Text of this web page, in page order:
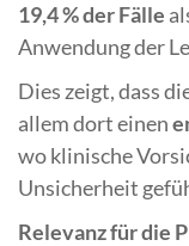
19,4 % der Fälle
Anwendung der
Dies zeigt, dass
allem dort einen
wo klinische
Unsicherheit
Relevanz für die